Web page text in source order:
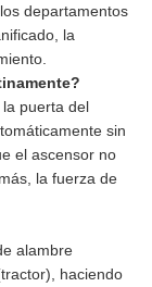
departamentos
la
puerta del
sin
el ascensor no
la fuerza de
alambre
haciendo